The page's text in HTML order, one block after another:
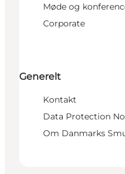
Møde og
Corporate
Generelt
Kontakt
Data Protection
Om Danmarks